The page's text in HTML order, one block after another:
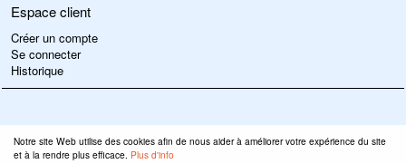
Notre site Web utilise des cookies afin de nous aider à améliorer votre expérience du site
et à la rendre plus efficace. Plus d'info
Espace client
Créer un compte
Se connecter
Historique